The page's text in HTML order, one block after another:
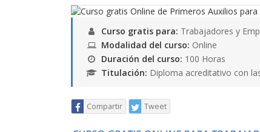
Curso gratis para: Trabajadores y
Modalidad del curso: Online
Duración del curso: 100 Horas
Titulación: Diploma acreditativo con
Compartir Tweet